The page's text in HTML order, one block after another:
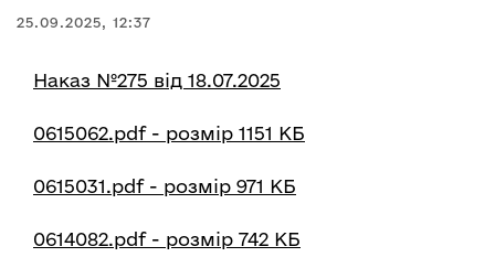
25.09.2025, 12:37
Наказ №275 від 18.07.2025
0615062.pdf - розмір 1151 КБ
0615031.pdf - розмір 971 КБ
0614082.pdf - розмір 742 КБ